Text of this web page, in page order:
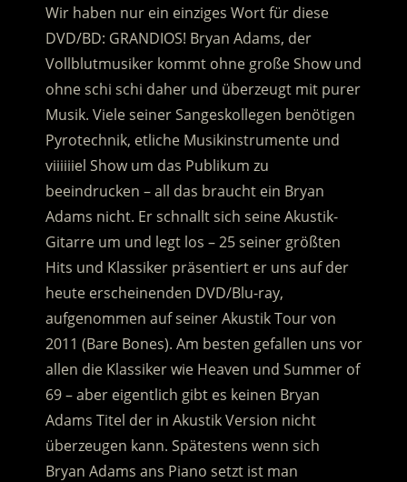
Wir haben nur ein einziges Wort für diese
DVD/BD: GRANDIOS! Bryan Adams, der
Vollblutmusiker kommt ohne große Show und
ohne schi schi daher und überzeugt mit purer
Musik. Viele seiner Sangeskollegen benötigen
Pyrotechnik, etliche Musikinstrumente und
viiiiiiel Show um das Publikum zu
beeindrucken – all das braucht ein Bryan
Adams nicht. Er schnallt sich seine Akustik-
Gitarre um und legt los – 25 seiner größten
Hits und Klassiker präsentiert er uns auf der
heute erscheinenden DVD/Blu-ray,
aufgenommen auf seiner Akustik Tour von
2011 (Bare Bones). Am besten gefallen uns vor
allen die Klassiker wie Heaven und Summer of
69 – aber eigentlich gibt es keinen Bryan
Adams Titel der in Akustik Version nicht
überzeugen kann. Spätestens wenn sich
Bryan Adams ans Piano setzt ist man